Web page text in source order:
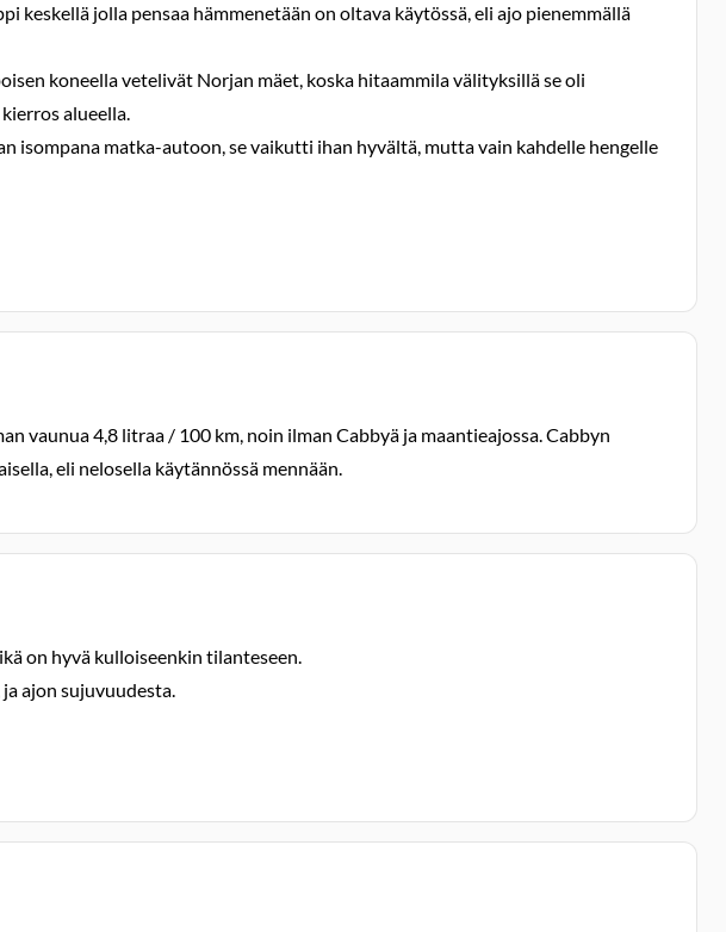
keskellä jolla pensaa hämmenetään on oltava käytössä, eli ajo pienemmällä
koneella vetelivät Norjan mäet, koska hitaammila välityksillä se oli
alueella.
isompana matka-autoon, se vaikutti ihan hyvältä, mutta vain kahdelle hengelle
vaunua 4,8 litraa / 100 km, noin ilman Cabbyä ja maantieajossa. Cabbyn
eli nelosella käytännössä mennään.
on hyvä kulloiseenkin tilanteseen.
ajon sujuvuudesta.